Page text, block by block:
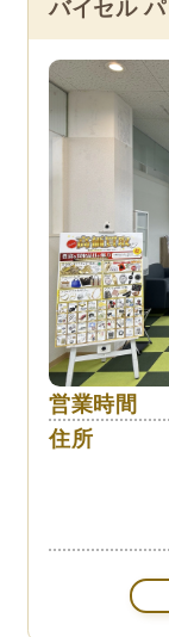
バイセル
営業時間
住所